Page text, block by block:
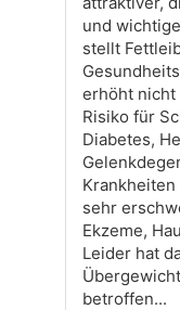
und
stellt
erhöht nicht
Risiko für
Diabetes,
sehr
Ekzeme,
Leider hat
betroffen...